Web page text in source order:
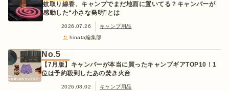
蚊取り線香、キャンプでまだ地面に置いてる？キャンパーが
感動した“小さな発明”とは
2026.07.26
キャンプ用品
hinata編集部
No.5
【7月版】キャンパーが本当に買ったキャンプギアTOP10！1
位は予約殺到したあの焚き火台
2026.08.02
キャンプ用品